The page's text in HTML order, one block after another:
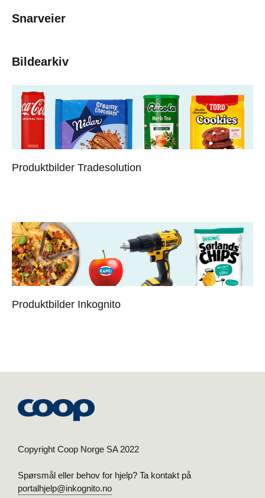
Snarveier
Bildearkiv
Produktbilder Tradesolution
Produktbilder Inkognito
Copyright Coop Norge SA 2022
Spørsmål eller behov for hjelp? Ta kontakt på
portalhjelp@inkognito.no